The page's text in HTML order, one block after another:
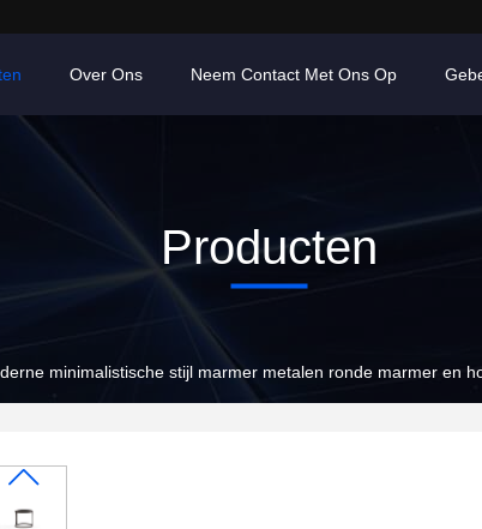
Over Ons Neem Contact Met Ons Op
Producten
minimalistische stijl marmer metalen ronde marmer en